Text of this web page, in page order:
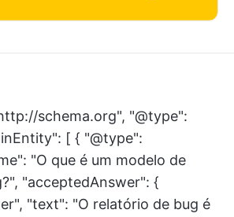
schema.org", "@type":
[ { "@type":
"O que é um modelo de
"acceptedAnswer": {
"text": "O relatório de bug é